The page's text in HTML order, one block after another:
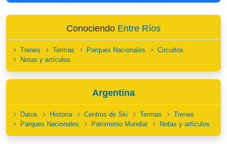
Conociendo Entre Ríos
Trenes Termas Parques Nacionales
Circuitos
Notas y artículos
Argentina
Datos Historia Centros de Ski Termas
Trenes
Parques Nacionales
Patrimonio Mundial Notas y artículos